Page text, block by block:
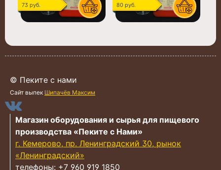
73 руб. 80 руб.
© Пеките с нами
Сайт выпек Шипачёв Максим
Магазин оборудования и сырья для пищевого
производства «Пеките с Нами»
г. Кемерово, пр. Ленинградский 30, рынок
«Ленинградский»
телефоны: +7 960 919 1850